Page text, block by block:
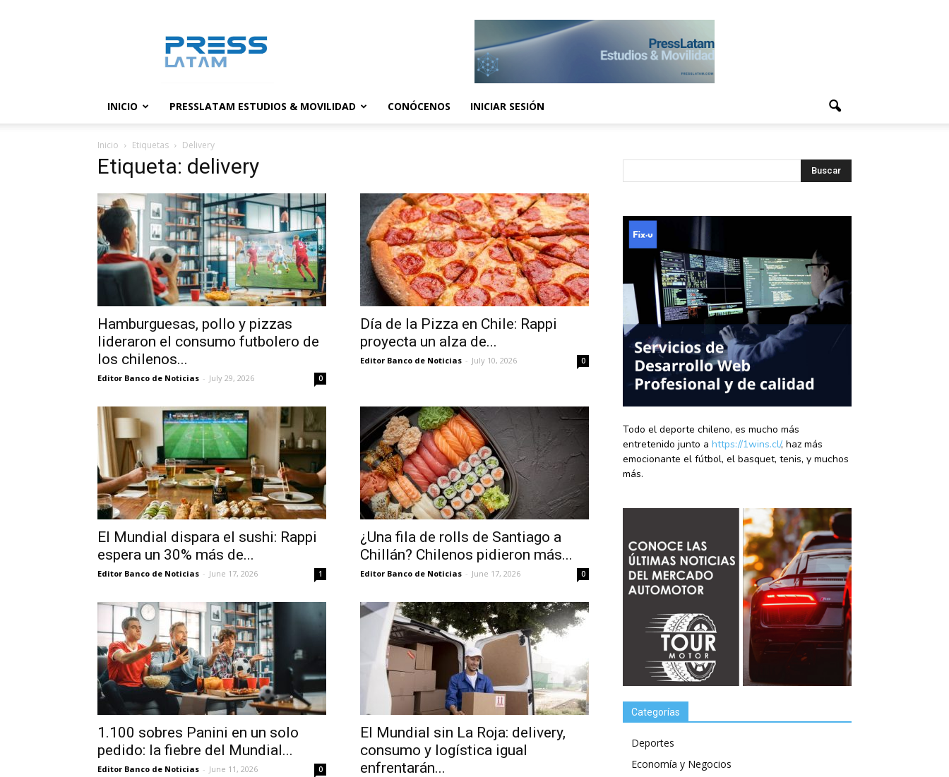
noticias
INICIO PRESSLATAM ESTUDIOS & MOVILIDAD CONÓCENOS INICIAR SESIÓN
Inicio Etiquetas Delivery
Etiqueta: delivery
Hamburguesas, pollo y pizzas
lideraron el consumo futbolero de
los chilenos...
Editor Banco de Noticias - July 29, 2026 0
Día de la Pizza en Chile: Rappi
proyecta un alza de...
Editor Banco de Noticias - July 10, 2026 0
El Mundial dispara el sushi: Rappi
espera un 30% más de...
Editor Banco de Noticias - June 17, 2026 1
¿Una fila de rolls de Santiago a
Chillán? Chilenos pidieron más...
Editor Banco de Noticias - June 17, 2026 0
1.100 sobres Panini en un solo
pedido: la fiebre del Mundial...
Editor Banco de Noticias - June 11, 2026 0
El Mundial sin La Roja: delivery,
consumo y logística igual
enfrentarán...
Todo el deporte chileno, es mucho más
entretenido junto a https://1wins.cl/, haz más
emocionante el fútbol, el basquet, tenis, y muchos
más.
Categorías
Deportes
Economía y Negocios